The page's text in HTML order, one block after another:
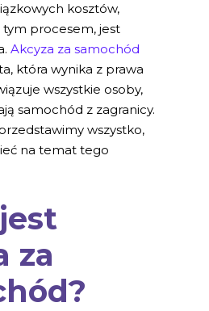
kosztów,
tym procesem, jest
Akcyza za samochód
która wynika z prawa
wszystkie osoby,
samochód z zagranicy.
wszystko,
na temat tego
za